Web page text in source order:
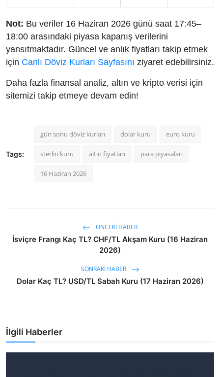
Not: Bu veriler 16 Haziran 2026 günü saat 17:45–
18:00 arasındaki piyasa kapanış verilerini
yansıtmaktadır. Güncel ve anlık fiyatları takip etmek
için Canlı Döviz Kurları Sayfasını ziyaret edebilirsiniz.
Daha fazla finansal analiz, altın ve kripto verisi için
sitemizi takip etmeye devam edin!
Tags:
gün sonu döviz kurları dolar kuru euro kuru
sterlin kuru altın fiyatları para piyasaları
16 Haziran 2026
ÖNCEKI HABER
İsviçre Frangı Kaç TL? CHF/TL Akşam Kuru (16 Haziran
2026)
SONRAKI HABER
Dolar Kaç TL? USD/TL Sabah Kuru (17 Haziran 2026)
İlgili Haberler